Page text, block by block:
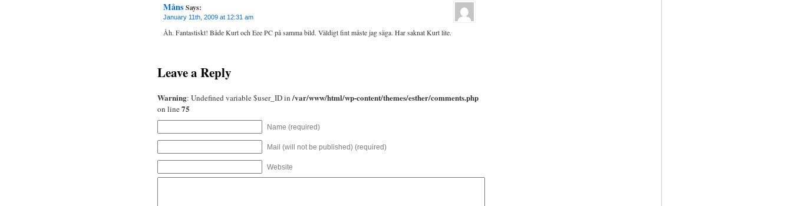
Måns Says:
January 11th, 2009 at 12:31 am
Åh. Fantastiskt! Både Kurt och Eee PC på samma bild. Väldigt fint måste jag säga. Har saknat Kurt lite.
Leave a Reply
Warning: Undefined variable $user_ID in/var/www/html/wp-content/themes/esther/comments.php
on line75
Name (required)
Mail (will not be published) (required)
Website